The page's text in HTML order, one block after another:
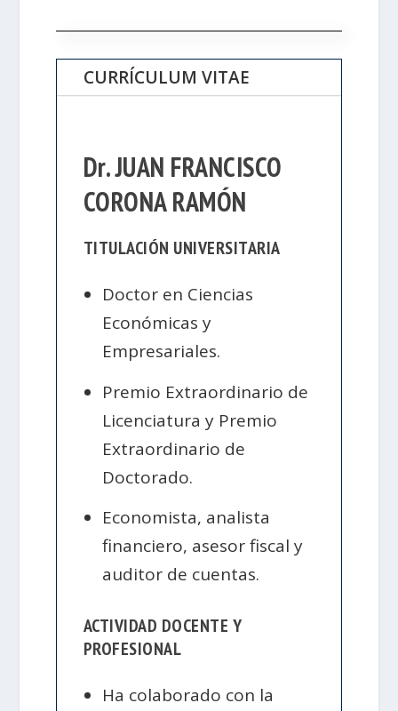
CURRÍCULUM VITAE
Dr. JUAN FRANCISCO
CORONA RAMÓN
TITULACIÓN UNIVERSITARIA
Doctor en Ciencias
Económicas y
Empresariales.
Premio Extraordinario de
Licenciatura y Premio
Extraordinario de
Doctorado.
Economista, analista
financiero, asesor fiscal y
auditor de cuentas.
ACTIVIDAD DOCENTE Y
PROFESIONAL
Ha colaborado con la